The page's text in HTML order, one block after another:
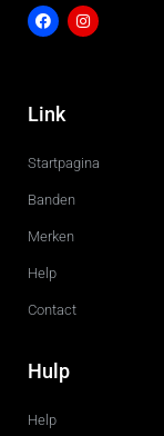
c
e
o
g
r
Link
Startpagina
Banden
Merken
Help
Contact
Hulp
Help